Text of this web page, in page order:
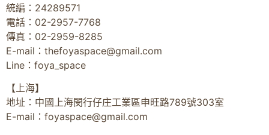
統編：24289571
電話：02-2957-7768
傳真：02-2959-8285
E-mail： thefoyaspace@gmail.com
Line：foya_space
【上海】
地址：中國上海閔行仔庄工業區申旺路789號303室
E-mail： foyaspace@gmail.com